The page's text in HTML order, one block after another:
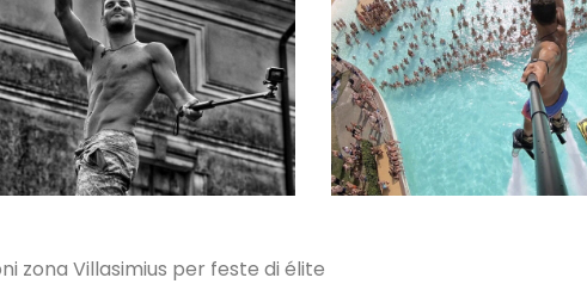
SPETTACOLI
DIURNI E
NOTTURNI
SPETTACOLI
PISCINA
zona Villasimius per feste di élite